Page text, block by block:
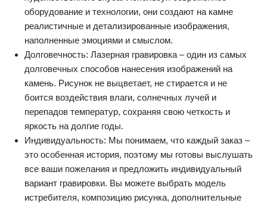
оборудование и технологии, они создают на камне
реалистичные и детализированные изображения,
наполненные эмоциями и смыслом.
Долговечность: Лазерная гравировка – один из самых
долговечных способов нанесения изображений на
камень. Рисунок не выцветает, не стирается и не
боится воздействия влаги, солнечных лучей и
перепадов температур, сохраняя свою четкость и
яркость на долгие годы.
Индивидуальность: Мы понимаем, что каждый заказ –
это особенная история, поэтому мы готовы выслушать
все ваши пожелания и предложить индивидуальный
вариант гравировки. Вы можете выбрать модель
истребителя, композицию рисунка, дополнительные